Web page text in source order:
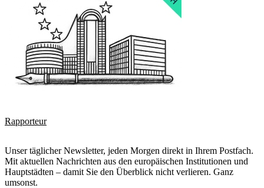
Rapporteur
Unser täglicher Newsletter, jeden Morgen direkt in Ihrem Postfach.
Mit aktuellen Nachrichten aus den europäischen Institutionen und
Hauptstädten – damit Sie den Überblick nicht verlieren. Ganz
umsonst.